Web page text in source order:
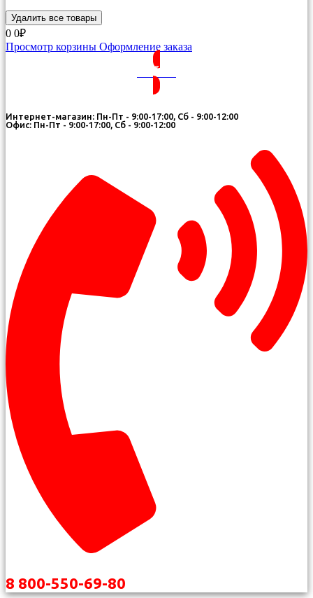
Удалить все товары
0 0₽
Просмотр корзины Оформление заказа
ВОЙТИ
Интернет-магазин: Пн-Пт - 9:00-17:00, Сб - 9:00-12:00
Офис: Пн-Пт - 9:00-17:00, Сб - 9:00-12:00
8 800-550-69-80